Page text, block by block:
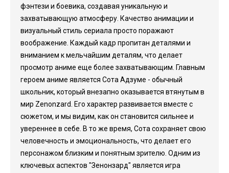
фэнтези и боевика, создавая уникальную и
захватывающую атмосферу. Качество анимации и
визуальный стиль сериала просто поражают
воображение. Каждый кадр пропитан деталями и
вниманием к мельчайшим деталям, что делает
просмотр аниме еще более захватывающим. Главным
героем аниме является Сота Адзуме - обычный
школьник, который внезапно оказывается втянутым в
мир Zenonzard. Его характер развивается вместе с
сюжетом, и мы видим, как он становится сильнее и
увереннее в себе. В то же время, Сота сохраняет свою
человечность и эмоциональность, что делает его
персонажом близким и понятным зрителю. Одним из
ключевых аспектов "Зенонзард" является игра